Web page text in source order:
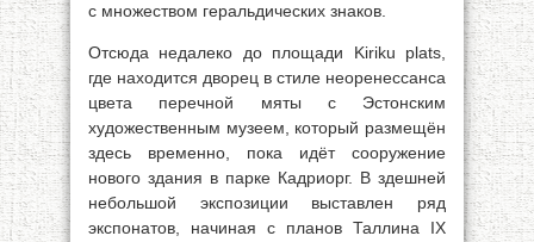
с множеством геральдических знаков.
Отсюда недалеко до площади Kiriku plats,
где находится дворец в стиле неоренессанса
цвета перечной мяты с Эстонским
художественным музеем, который размещён
здесь временно, пока идёт сооружение
нового здания в парке Кадриорг. В здешней
небольшой экспозиции выставлен ряд
экспонатов, начиная с планов Таллина IX